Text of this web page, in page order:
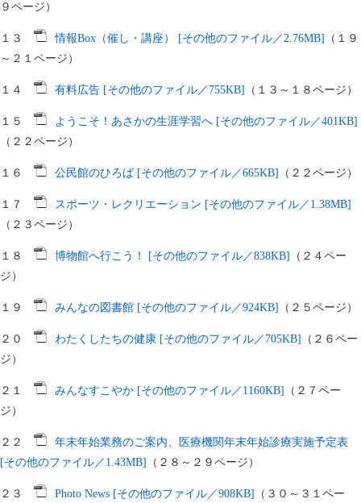
９ページ）
１３ 情報Box（催し・講座） [その他のファイル／2.76MB]
（１９
～２１ページ）
１４ 有料広告 [その他のファイル／755KB] （１３～１８ページ）
１５
ようこそ！あさかの生涯学習へ [その他のファイル／401KB]
（２２ページ）
１６ 公民館のひろば [その他のファイル／665KB] （２２ページ）
１７
スポーツ・レクリエーション [その他のファイル／1.38MB]
（２３ページ）
１８ 博物館へ行こう！ [その他のファイル／838KB]
（２４ペー
ジ）
１９ みんなの図書館 [その他のファイル／924KB] （２５ページ）
２０ わたくしたちの健康 [その他のファイル／705KB]
（２６ペー
ジ）
２１ みんなすこやか [その他のファイル／1160KB]
（２７ペー
ジ）
２２
年末年始業務のご案内、医療機関年末年始診療実施予定表
[その他のファイル／1.43MB]
（２８～２９ページ）
２３ Photo News [その他のファイル／908KB]
（３０～３１ペー